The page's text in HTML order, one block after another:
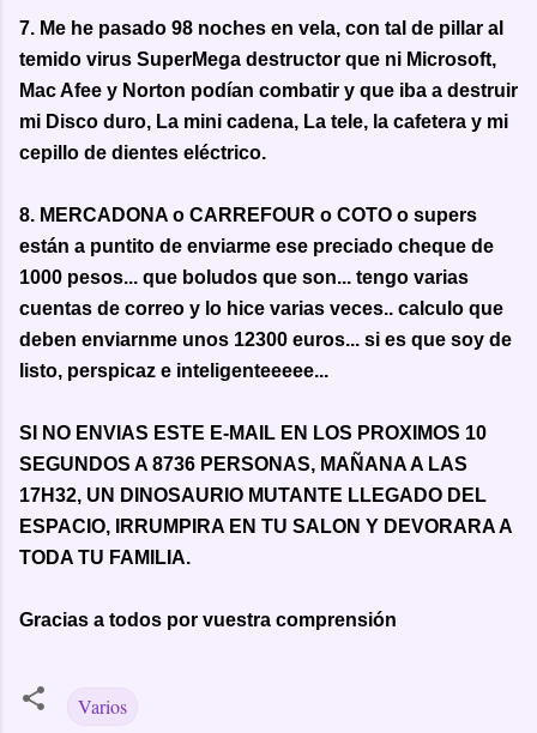
7. Me he pasado 98 noches en vela, con tal de pillar al
temido virus SuperMega destructor que ni Microsoft,
Mac Afee y Norton podían combatir y que iba a destruir
mi Disco duro, La mini cadena, La tele, la cafetera y mi
cepillo de dientes eléctrico.
8. MERCADONA o CARREFOUR o COTO o supers
están a puntito de enviarme ese preciado cheque de
1000 pesos... que boludos que son... tengo varias
cuentas de correo y lo hice varias veces.. calculo que
deben enviarnme unos 12300 euros... si es que soy de
listo, perspicaz e inteligenteeeee...
SI NO ENVIAS ESTE E-MAIL EN LOS PROXIMOS 10
SEGUNDOS A 8736 PERSONAS, MAÑANA A LAS
17H32, UN DINOSAURIO MUTANTE LLEGADO DEL
ESPACIO, IRRUMPIRA EN TU SALON Y DEVORARA A
TODA TU FAMILIA.
Gracias a todos por vuestra comprensión
Varios